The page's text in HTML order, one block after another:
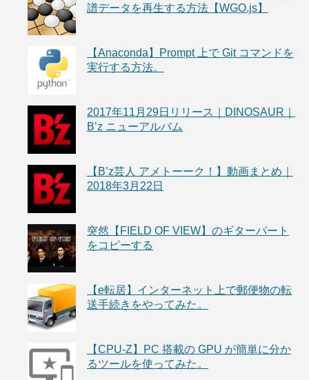
譜データを再生する方法【WGO.js】
【Anaconda】Prompt 上で Git コマンドを
実行する方法。
2017年11月29日リリース｜DINOSAUR｜
B’z ニューアルバム
【B’z芸人 アメトーーク！】動画まとめ｜
2018年3月22日
突然【FIELD OF VIEW】のギターパート
をコピーする
【e転居】インターネット上で郵便物の転
送手続きをやってみた。
【CPU-Z】PC 搭載の GPU が簡単に分か
るツールを使ってみた。